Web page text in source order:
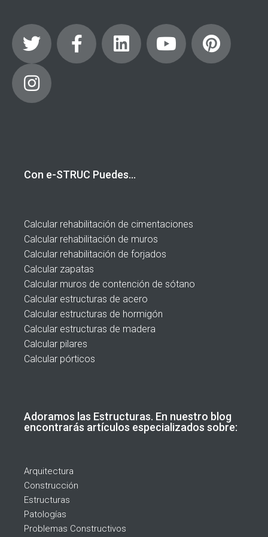
Con e-STRUC Puedes…
Calcular rehabilitación de cimentaciones
Calcular rehabilitación de muros
Calcular rehabilitación de forjados
Calcular zapatas
Calcular muros de contención de sótano
Calcular estructuras de acero
Calcular estructuras de hormigón
Calcular estructuras de madera
Calcular pilares
Calcular pórticos
Adoramos las Estructuras. En nuestro blog
encontrarás artículos especializados sobre:
Arquitectura
Construcción
Estructuras
Patologías
Problemas Constructivos